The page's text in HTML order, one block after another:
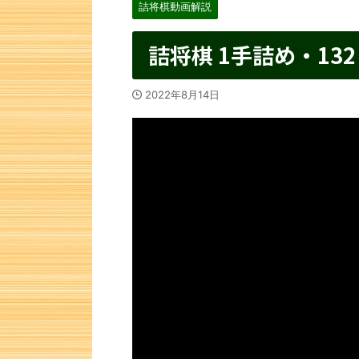
詰将棋動画解説
詰将棋 1手詰め・
2022年8月14日